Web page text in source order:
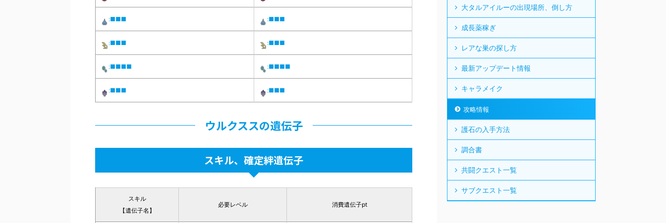
:■■■ :■■■
:■■■ :■■■
:■■■■ :■■■■
:■■■ :■■■
ウルクススの遺伝子
スキル、確定絆遺伝子
スキル
【遺伝子名】
必要レベル 消費遺伝子pt
大タルアイルーの出現場所、倒し方
成長薬稼ぎ
レアな巣の探し方
最新アップデート情報
キャラメイク
攻略情報
護石の入手方法
調合書
共闘クエスト一覧
サブクエスト一覧